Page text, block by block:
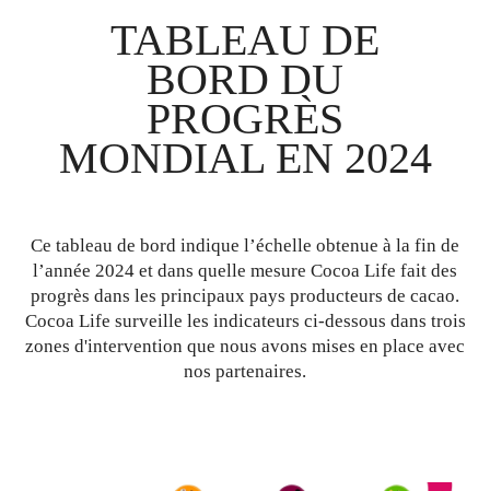
TABLEAU DE
BORD DU
PROGRÈS
MONDIAL EN 2024
Ce tableau de bord indique l’échelle obtenue à la fin de
l’année 2024 et dans quelle mesure Cocoa Life fait des
progrès dans les principaux pays producteurs de cacao.
Cocoa Life surveille les indicateurs ci-dessous dans trois
zones d'intervention que nous avons mises en place avec
nos partenaires.